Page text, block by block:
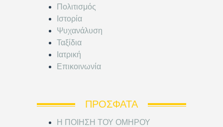
Πολιτισμός
Ιστορία
Ψυχανάλυση
Ταξίδια
Ιατρική
Επικοινωνία
ΠΡΌΣΦΑΤΑ
Η ΠΟΙΗΣΗ ΤΟΥ ΟΜΗΡΟΥ